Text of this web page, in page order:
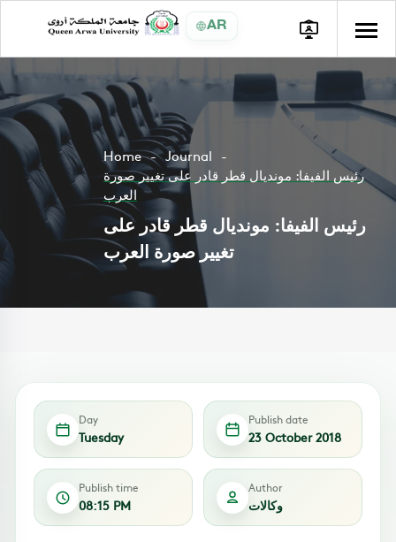
AR
Home
Journal
رئيس الفيفا: مونديال قطر قادر على تغيير صورة
العرب
رئيس الفيفا: مونديال قطر قادر على
تغيير صورة العرب
Day
Tuesday
Publish date
23 October 2018
Publish time
08:15 PM
Author
وكالات